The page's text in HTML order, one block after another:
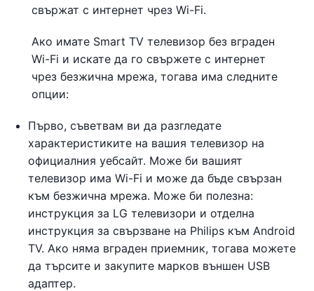
свържат с интернет чрез Wi-Fi.
Ако имате Smart TV телевизор без вграден
Wi-Fi и искате да го свържете с интернет
чрез безжична мрежа, тогава има следните
опции:
Първо, съветвам ви да разгледате
характеристиките на вашия телевизор на
официалния уебсайт. Може би вашият
телевизор има Wi-Fi и може да бъде свързан
към безжична мрежа. Може би полезна:
инструкция за LG телевизори и отделна
инструкция за свързване на Philips към Android
TV. Ако няма вграден приемник, тогава можете
да търсите и закупите марков външен USB
адаптер.